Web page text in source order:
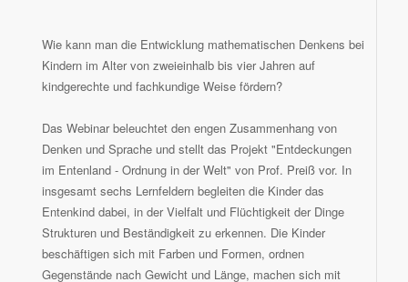
Wie kann man die Entwicklung mathematischen Denkens bei
Kindern im Alter von zweieinhalb bis vier Jahren auf
kindgerechte und fachkundige Weise fördern?
Das Webinar beleuchtet den engen Zusammenhang von
Denken und Sprache und stellt das Projekt "Entdeckungen
im Entenland - Ordnung in der Welt" von Prof. Preiß vor. In
insgesamt sechs Lernfeldern begleiten die Kinder das
Entenkind dabei, in der Vielfalt und Flüchtigkeit der Dinge
Strukturen und Beständigkeit zu erkennen. Die Kinder
beschäftigen sich mit Farben und Formen, ordnen
Gegenstände nach Gewicht und Länge, machen sich mit